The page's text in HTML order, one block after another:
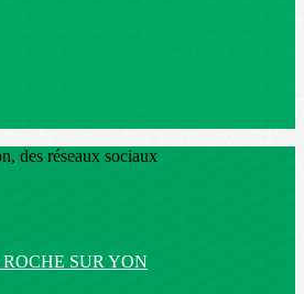
des réseaux sociaux